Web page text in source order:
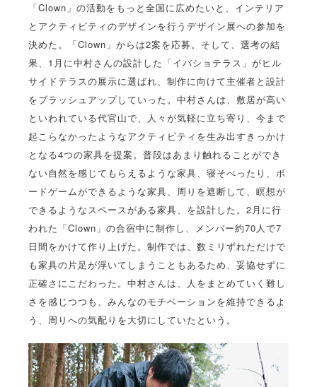
「Clown」の活動をもっと全国に広めたいと、インテリア
とアクティビティのデザインを行うデザイン展への参加を
決めた。「Clown」からは2案を応募。そして、選考の結
果、1月に中村さんの設計した「イバショテラス」がヒル
サイドテラスの展示に選ばれ、制作に向けて主催者と設計
をブラッシュアップしていった。中村さんは、敷居が高い
といわれている代官山で、人々が気軽に立ち寄り、今まで
起こらなかったようなアクティビティを生み出すきっかけ
となる4つの家具を提案。普段はあまり触れることができ
ない自然を感じてもらえるような家具、寝そべったり、ボ
ードゲームができるような家具、周りを遮断して、瞑想が
できるようなスペースがある家具、を設計した。2月に行
われた「Clown」の合宿中に制作し、メンバー約70人で7
日間をかけて作り上げた。制作では、数ミリずれただけで
も家具の片足が浮いてしまうこともあるため、妥協せずに
正確さにこだわった。中村さんは、人をまとめていく難し
さを感じつつも、みんなのモチベーションを維持できるよ
う、周りへの気配りを大切にしていたという。